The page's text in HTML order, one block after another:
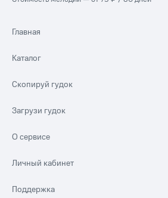
Главная
Каталог
Скопируй гудок
Загрузи гудок
О сервисе
Личный кабинет
Поддержка